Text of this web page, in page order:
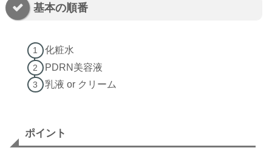
基本の順番
化粧水
PDRN美容液
乳液 or クリーム
ポイント